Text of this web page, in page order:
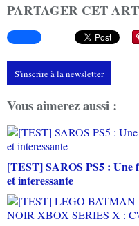
PARTAGER CET
S'inscrire à la newsletter
Vous aimerez aussi :
[TEST] SAROS PS5 :
et interessante